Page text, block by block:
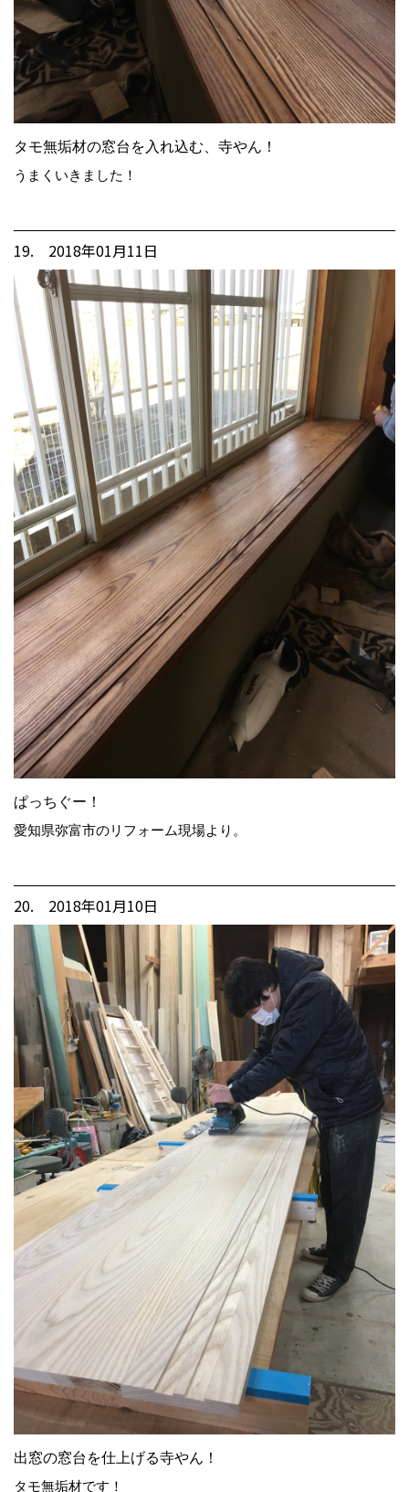
タモ無垢材の窓台を入れ込む、寺やん！
うまくいきました！
19. 2018年01月11日
ぱっちぐー！
愛知県弥富市のリフォーム現場より。
20. 2018年01月10日
出窓の窓台を仕上げる寺やん！
タモ無垢材です！